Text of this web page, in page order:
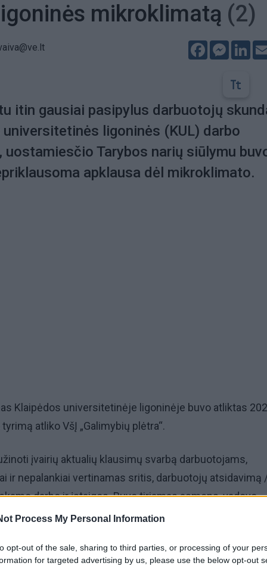
Process My Personal Information
opt-out of the sale, sharing to third parties, or processing of your
for targeted advertising by us, please use the below opt-out
mikroklimatą (2)
Facebook
itin gausiai pasipylus darbuotojų
ligoninės (KUL) darbo
uostamiesčio Tarybos narių siūlymu
apklausa dėl mikroklimato.
Klaipėdos universitetinėje ligoninėje buvo atliktas
atliko VšĮ „Galimybių plėtra“.
įvairių aktualių klausimų svarbą darbuotojams,
ir nepalankiai vertinamas sritis, darbuotojų atsidavimą
darbo ir įstaigos. Buvo tiriamas asmens, vadovo,
darbas. Tad darbuotojai vertino įmonės įvaizdį,
VšĮ „Galimybių plėtra“ specialistė Silvija Petrošiūtė.